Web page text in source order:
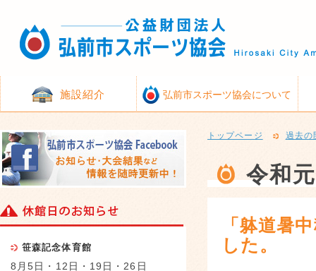
施設紹介 弘前市スポーツ協会について
トップページ 過去の
令和
「躰道暑
した。
笹森記念体育館
8月5日・12日・19日・26日